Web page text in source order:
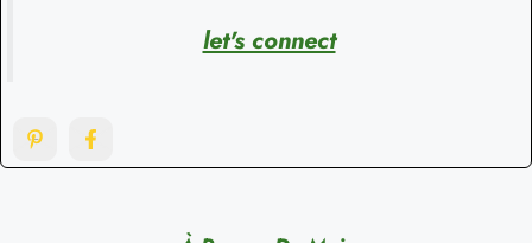
let's connect